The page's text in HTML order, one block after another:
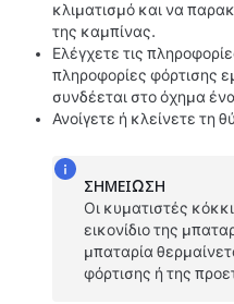
κλιματισμό και να
της καμπίνας.
Ελέγχετε τις
πληροφορίες φόρτισης
συνδέεται στο όχημα
Ανοίγετε ή κλείνετε τη
ΣΗΜΕΊΩΣΗ
Οι κυματιστές
εικονίδιο της
μπαταρία
φόρτισης ή της